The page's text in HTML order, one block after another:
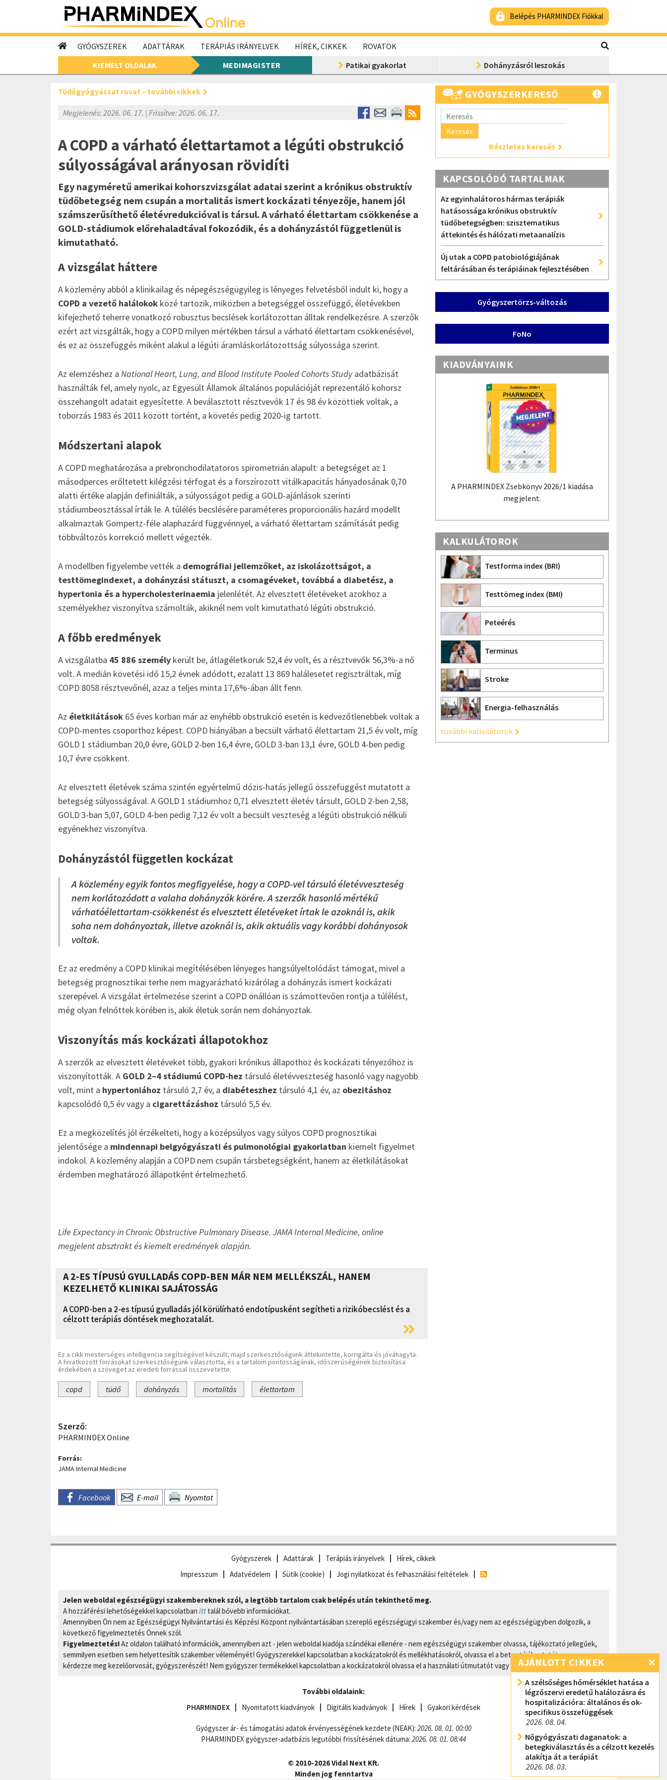
Belépés PHARMINDEX Fiókkal
GYÓGYSZEREK ADATTÁRAK TERÁPIÁS IRÁNYELVEK HÍREK, CIKKEK
ROVATOK
KIEMELT OLDALAK
MEDIMAGISTER Patikai gyakorlat Dohányzásról leszokás
Tüdőgyógyászat rovat – további cikkek
Megjelenés: 2026. 06. 17. | Frissítve: 2026. 06. 17.
A COPD a várható élettartamot a légúti obstrukció
súlyosságával arányosan rövidíti
Egy nagyméretű amerikai kohorszvizsgálat adatai szerint a krónikus obstruktív
tüdőbetegség nem csupán a mortalitás ismert kockázati tényezője, hanem jól
számszerűsíthető életévredukcióval is társul. A várható élettartam csökkenése a
GOLD-stádiumok előrehaladtával fokozódik, és a dohányzástól függetlenül is
kimutatható.
A vizsgálat háttere
A közlemény abból a klinikailag és népegészségügyileg is lényeges felvetésből indult ki, hogy a
COPD a vezető halálokok közé tartozik, miközben a betegséggel összefüggő, életévekben
kifejezhető teherre vonatkozó robusztus becslések korlátozottan álltak rendelkezésre. A szerzők
ezért azt vizsgálták, hogy a COPD milyen mértékben társul a várható élettartam csökkenésével,
és ez az összefüggés miként alakul a légúti áramláskorlátozottság súlyossága szerint.
Az elemzéshez a National Heart, Lung, and Blood Institute Pooled Cohorts Studyadatbázisát
használták fel, amely nyolc, az Egyesült Államok általános populációját reprezentáló kohorsz
összehangolt adatait egyesítette. A beválasztott résztvevők 17 és 98 év közöttiek voltak, a
toborzás 1983 és 2011 között történt, a követés pedig 2020-ig tartott.
Módszertani alapok
A COPD meghatározása a prebronchodilatatoros spirometrián alapult: a betegséget az 1
másodperces erőltetett kilégzési térfogat és a forszírozott vitálkapacitás hányadosának 0,70
alatti értéke alapján definiálták, a súlyosságot pedig a GOLD-ajánlások szerinti
stádiumbeosztással írták le. A túlélés becslésére paraméteres proporcionális hazárd modellt
alkalmaztak Gompertz-féle alaphazárd függvénnyel, a várható élettartam számítását pedig
többváltozós korrekció mellett végezték.
A modellben figyelembe vették a demográfiai jellemzőket, az iskolázottságot, a
testtömegindexet, a dohányzási státuszt, a csomagéveket, továbbá a diabetész, a
hypertonia és a hypercholesterinaemia jelenlétét. Az elvesztett életéveket azokhoz a
személyekhez viszonyítva számolták, akiknél nem volt kimutatható légúti obstrukció.
A főbb eredmények
A vizsgálatba 45 886 személy került be, átlagéletkoruk 52,4 év volt, és a résztvevők 56,3%-a nő
volt. A medián követési idő 15,2 évnek adódott, ezalatt 13 869 halálesetet regisztráltak, míg
COPD 8058 résztvevőnél, azaz a teljes minta 17,6%-ában állt fenn.
Az életkilátások 65 éves korban már az enyhébb obstrukció esetén is kedvezőtlenebbek voltak a
COPD-mentes csoporthoz képest. COPD hiányában a becsült várható élettartam 21,5 év volt, míg
GOLD 1 stádiumban 20,0 évre, GOLD 2-ben 16,4 évre, GOLD 3-ban 13,1 évre, GOLD 4-ben pedig
10,7 évre csökkent.
Az elvesztett életévek száma szintén egyértelmű dózis-hatás jellegű összefüggést mutatott a
betegség súlyosságával. A GOLD 1 stádiumhoz 0,71 elvesztett életév társult, GOLD 2-ben 2,58,
GOLD 3-ban 5,07, GOLD 4-ben pedig 7,12 év volt a becsült veszteség a légúti obstrukció nélküli
egyénekhez viszonyítva.
Dohányzástól független kockázat
A közlemény egyik fontos megfigyelése, hogy a COPD-vel társuló életévveszteség
nem korlátozódott a valaha dohányzók körére. A szerzők hasonló mértékű
várhatóélettartam-csökkenést és elvesztett életéveket írtak le azoknál is, akik
soha nem dohányoztak, illetve azoknál is, akik aktuális vagy korábbi dohányosok
voltak.
Ez az eredmény a COPD klinikai megítélésében lényeges hangsúlyeltolódást támogat, mivel a
betegség prognosztikai terhe nem magyarázható kizárólag a dohányzás ismert kockázati
szerepével. A vizsgálat értelmezése szerint a COPD önállóan is számottevően rontja a túlélést,
még olyan felnőttek körében is, akik életük során nem dohányoztak.
Viszonyítás más kockázati állapotokhoz
A szerzők az elvesztett életéveket több, gyakori krónikus állapothoz és kockázati tényezőhöz is
viszonyították. A GOLD 2–4 stádiumú COPD-hez társuló életévveszteség hasonló vagy nagyobb
volt, mint a hypertoniához társuló 2,7 év, a diabéteszhez társuló 4,1 év, az obezitáshoz
kapcsolódó 0,5 év vagy a cigarettázáshoz társuló 5,5 év.
Ez a megközelítés jól érzékelteti, hogy a középsúlyos vagy súlyos COPD prognosztikai
jelentősége a mindennapi belgyógyászati és pulmonológiai gyakorlatban kiemelt figyelmet
indokol. A közlemény alapján a COPD nem csupán társbetegségként, hanem az életkilátásokat
érdemben meghatározó állapotként értelmezhető.
Life Expectancy in Chronic Obstructive Pulmonary Disease. JAMA Internal Medicine, online
megjelent absztrakt és kiemelt eredmények alapján.
A 2-ES TÍPUSÚ GYULLADÁS COPD-BEN MÁR NEM MELLÉKSZÁL, HANEM
KEZELHETŐ KLINIKAI SAJÁTOSSÁG
A COPD-ben a 2-es típusú gyulladás jól körülírható endotípusként segítheti a rizikóbecslést és a
célzott terápiás döntések meghozatalát.
Ez a cikk mesterséges intelligencia segítségével készült, majd szerkesztőségünk áttekintette, korrigálta és jóváhagyta.
A hivatkozott forrásokat szerkesztőségünk választotta, és a tartalom pontosságának, időszerűségének biztosítása
érdekében a szöveget az eredeti forrással összevetette.
copd tüdő dohányzás mortalitás élettartam
Szerző:
PHARMINDEX Online
Forrás:
JAMA Internal Medicine
Facebook E-mail Nyomtat
AJÁNLOTT CIKKEK
A szélsőséges hőmérséklet hatása a
légzőszervi eredetű halálozásra és
hospitalizációra: általános és ok-
specifikus összefüggések
2026. 08. 04.
Nőgyógyászati daganatok: a
betegkiválasztás és a célzott kezelés
alakítja át a terápiát
2026. 08. 03.
GYÓGYSZERKERESŐ
Keresés
Részletes keresés
KAPCSOLÓDÓ TARTALMAK
Az egyinhalátoros hármas terápiák
hatásossága krónikus obstruktív
tüdőbetegségben: szisztematikus
áttekintés és hálózati metaanalízis
Új utak a COPD patobiológiájának
feltárásában és terápiáinak fejlesztésében
Gyógyszertörzs-változás
FoNo
KIADVÁNYAINK
A PHARMINDEX Zsebkönyv 2026/1 kiadása
A PHARMINDEX Mobil
KALKULÁTOROK
Testforma index (BRI)
Testtömeg index (BMI)
Peteérés
Terminus
Stroke
Energia-felhasználás
további kalkulátorok
Gyógyszerek Adattárak Terápiás irányelvek
Hírek, cikkek
Impresszum
Adatvédelem Sütik (cookie) Jogi nyilatkozat és felhasználási feltételek
Jelen weboldal egészségügyi szakembereknek szól, a legtöbb tartalom csak belépés után tekinthető meg.
A hozzáférési lehetőségekkel kapcsolatban itt talál bővebb információkat.
Amennyiben Ön nem az Egészségügyi Nyilvántartási és Képzési Központ nyilvántartásában szereplő egészségügyi szakember és/vagy nem az egészségügyben dolgozik, a
következő figyelmeztetés Önnek szól.
Figyelmeztetés!Az oldalon található információk, amennyiben azt - jelen weboldal kiadója szándékai ellenére - nem egészségügyi szakember olvassa, tájékoztató jellegűek,
semmilyen esetben sem helyettesítik szakember véleményét! Gyógyszerekkel kapcsolatban a kockázatokról és mellékhatásokról, olvassa el a betegtájékoztatót, vagy
kérdezze meg kezelőorvosát, gyógyszerészét! Nem gyógyszer termékekkel kapcsolatban a kockázatokról olvassa el a használati útmutatót vagy kérdezze meg kezelőorvosát!
További oldalaink:
PHARMINDEX
Nyomtatott kiadványok Digitális kiadványok Hírek Gyakori kérdések
Gyógyszer ár- és támogatási adatok érvényességének kezdete (NEAK): 2026. 08. 01. 00:00
PHARMINDEX gyógyszer-adatbázis legutóbbi frissítésének dátuma: 2026. 08. 01. 08:44
© 2010-2026 Vidal Next Kft.
Minden jog fenntartva